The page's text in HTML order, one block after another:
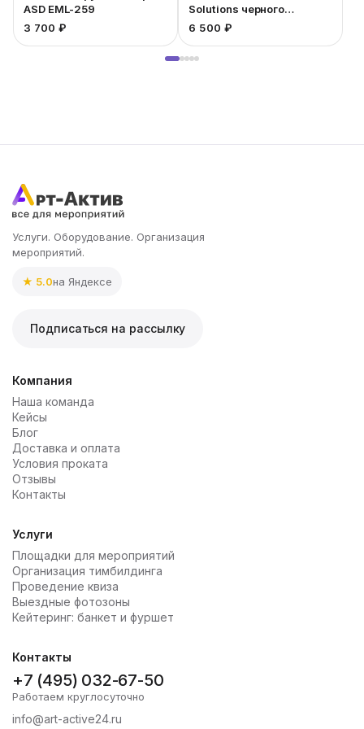
ASD EML-259
3 700 ₽
Solutions черного
кабинета
6 500 ₽
Услуги. Оборудование. Организация
мероприятий.
★ 5.0на Яндексе
Подписаться на рассылку
Компания
Наша команда
Кейсы
Блог
Доставка и оплата
Условия проката
Отзывы
Контакты
Услуги
Площадки для мероприятий
Организация тимбилдинга
Проведение квиза
Выездные фотозоны
Кейтеринг: банкет и фуршет
Контакты
+7 (495) 032-67-50
Работаем круглосуточно
info@art-active24.ru